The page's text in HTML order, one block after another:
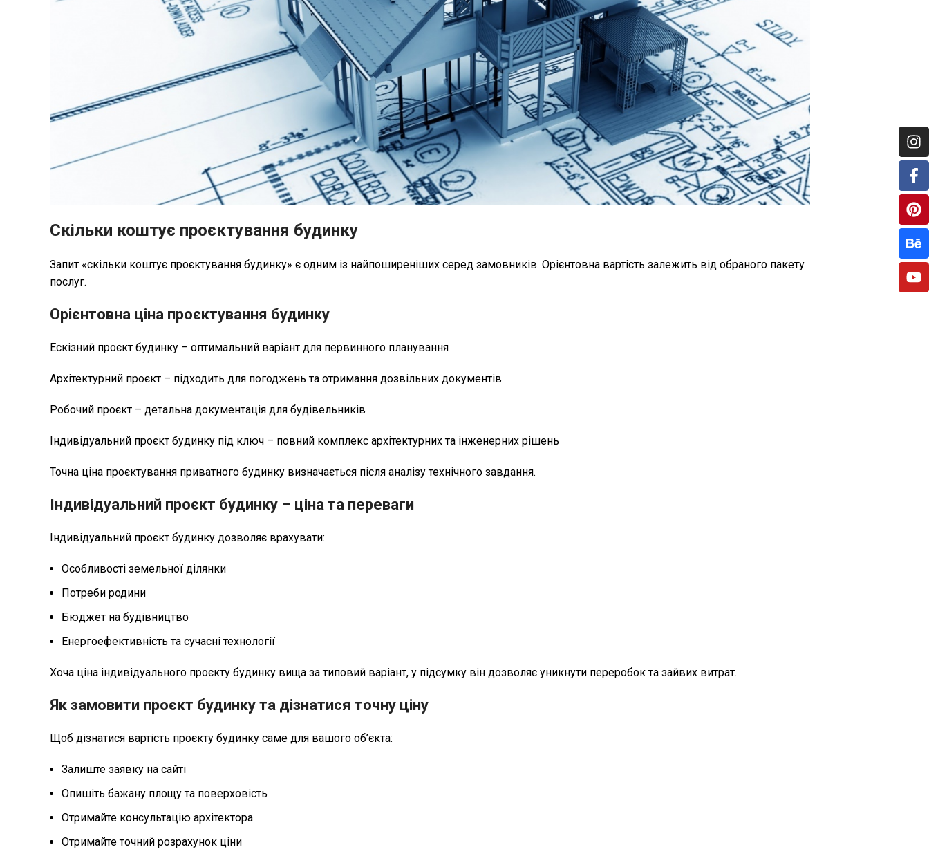
Скільки коштує проєктування будинку
Запит «скільки коштує проєктування будинку» є одним із найпоширеніших серед замовників. Орієнтовна вартість залежить від обраного пакету
послуг.
Орієнтовна ціна проєктування будинку
Ескізний проєкт будинку – оптимальний варіант для первинного планування
Архітектурний проєкт – підходить для погоджень та отримання дозвільних документів
Робочий проєкт – детальна документація для будівельників
Індивідуальний проєкт будинку під ключ – повний комплекс архітектурних та інженерних рішень
Точна ціна проєктування приватного будинку визначається після аналізу технічного завдання.
Індивідуальний проєкт будинку – ціна та переваги
Індивідуальний проєкт будинку дозволяє врахувати:
Особливості земельної ділянки
Потреби родини
Бюджет на будівництво
Енергоефективність та сучасні технології
Хоча ціна індивідуального проєкту будинку вища за типовий варіант, у підсумку він дозволяє уникнути переробок та зайвих витрат.
Як замовити проєкт будинку та дізнатися точну ціну
Щоб дізнатися вартість проєкту будинку саме для вашого об’єкта:
Залиште заявку на сайті
Опишіть бажану площу та поверховість
Отримайте консультацію архітектора
Отримайте точний розрахунок ціни